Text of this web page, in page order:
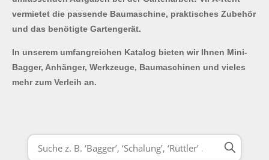
vermietet die passende Baumaschine, praktisches Zubehör
und das benötigte Gartengerät.
In unserem umfangreichen Katalog bieten wir Ihnen Mini-
Bagger, Anhänger, Werkzeuge, Baumaschinen und vieles
mehr zum Verleih an.